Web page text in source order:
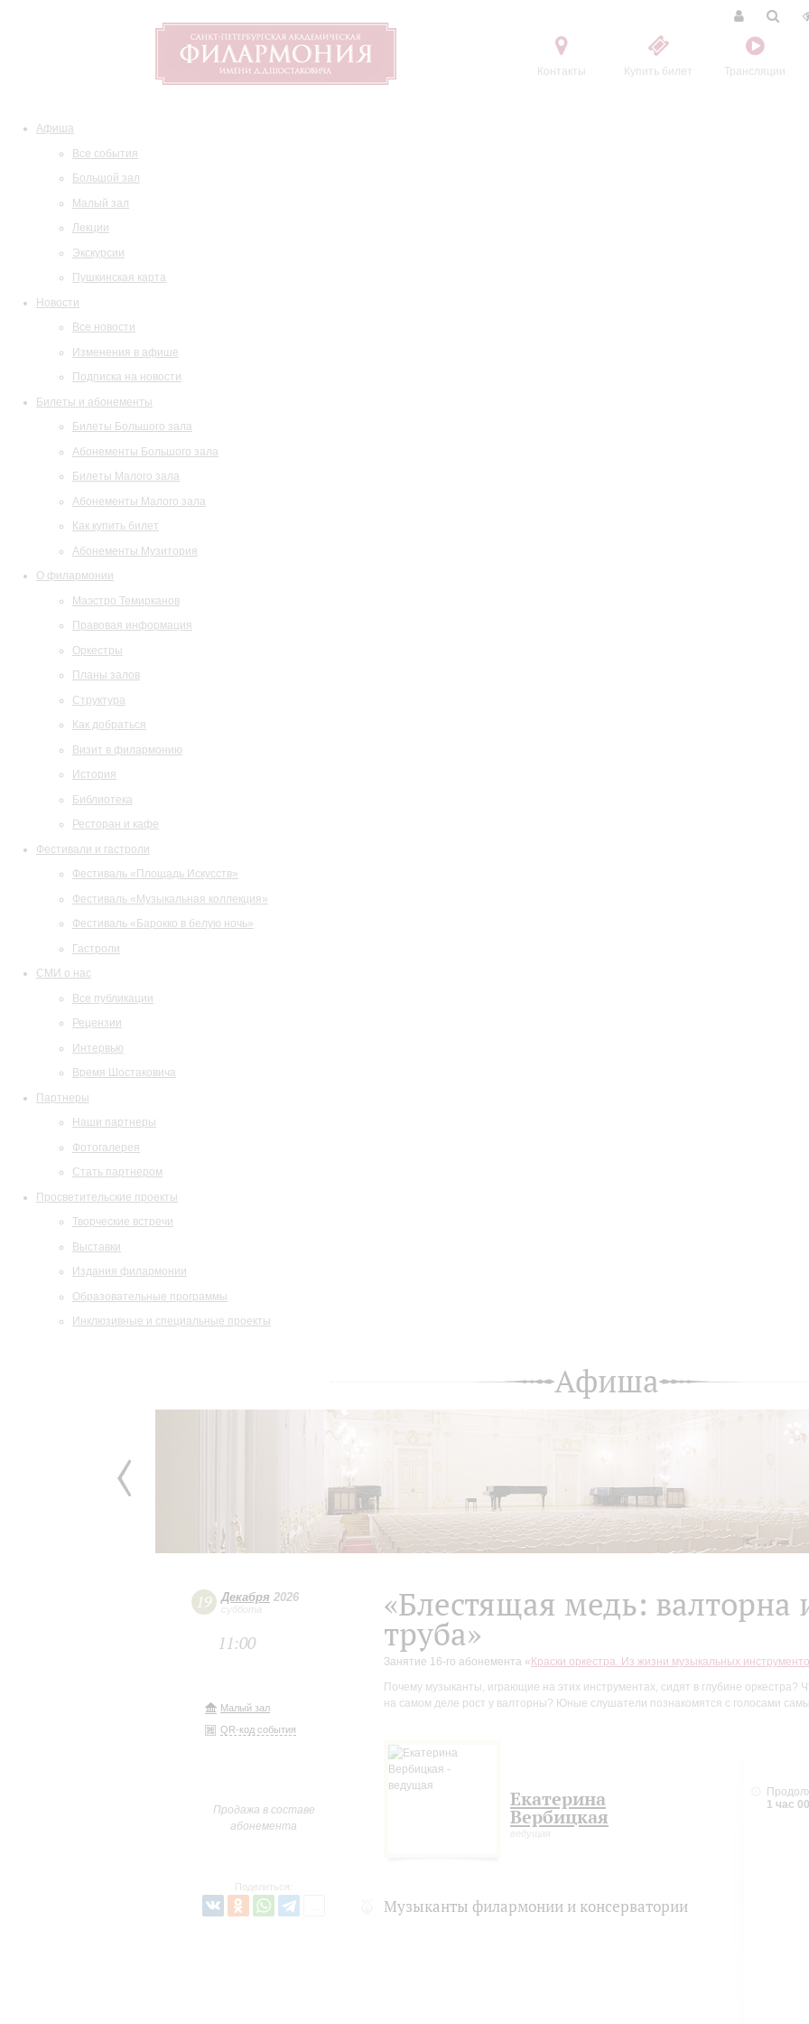
Контакты Купить билет Трансляции
Афиша
Все события
Большой зал
Малый зал
Лекции
Экскурсии
Пушкинская карта
Новости
Все новости
Изменения в афише
Подписка на новости
Билеты и абонементы
Билеты Большого зала
Абонементы Большого зала
Билеты Малого зала
Абонементы Малого зала
Как купить билет
Абонементы Музитория
О филармонии
Маэстро Темирканов
Правовая информация
Оркестры
Планы залов
Структура
Как добраться
Визит в филармонию
История
Библиотека
Ресторан и кафе
Фестивали и гастроли
Фестиваль «Площадь Искусств»
Фестиваль «Музыкальная коллекция»
Фестиваль «Барокко в белую ночь»
Гастроли
СМИ о нас
Все публикации
Рецензии
Интервью
Время Шостаковича
Партнеры
Наши партнеры
Фотогалерея
Стать партнером
Просветительские проекты
Творческие встречи
Выставки
Издания филармонии
Образовательные программы
Инклюзивные и специальные проекты
Афиша
19 Декабря 2026
суббота
11:00
Малый зал
QR-код события
Продажа в составе
абонемента
Поделиться:
«Блестящая медь: валторна
труба»
Занятие 16-го абонемента « Краски оркестра. Из жизни музыкальных
Почему музыканты, играющие на этих инструментах, сидят в глубине оркестра?
на самом деле рост у валторны? Юные слушатели познакомятся с голосами
Екатерина
Вербицкая
ведущая
Музыканты филармонии и консерватории
1 час